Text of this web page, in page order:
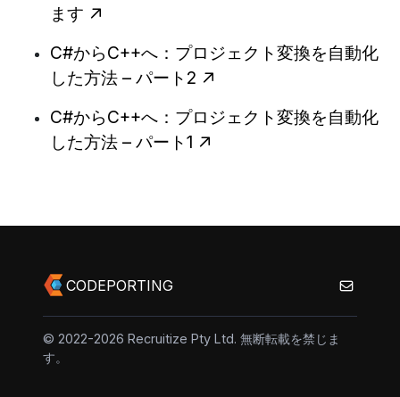
ます
C#からC++へ：プロジェクト変換を自動化
した方法 – パート2
C#からC++へ：プロジェクト変換を自動化
した方法 – パート1
CODEPORTING
© 2022-2026 Recruitize Pty Ltd. 無断転載を禁じま
す。